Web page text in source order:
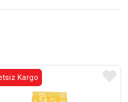
Kargo